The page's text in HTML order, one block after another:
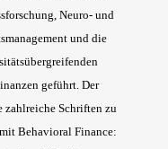
Neu­ro- und
und die
geführt. Der
Schrif­ten zu
Beha­vi­oral Finan­ce: